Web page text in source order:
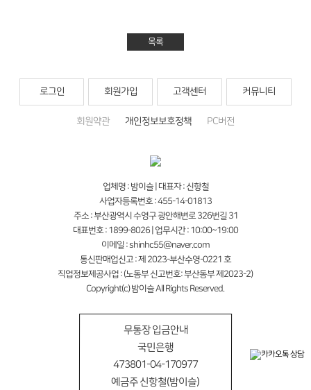
목록
로그인 회원가입 고객센터 커뮤니티
회원약관 개인정보보호정책 PC버전
업체명 : 밤이슬 | 대표자 : 신항철
사업자등록번호 : 455-14-01813
주소 : 부산광역시 수영구 광안해변로 326번길 31
대표번호 : 1899-8026 | 업무시간 : 10:00~19:00
이메일 : shinhc55@naver.com
통신판매업신고 : 제 2023-부산수영-0221 호
직업정보제공사업 : (노동부 신고번호: 부산동부 제2023-2)
Copyright(c) 밤이슬 All Rights Reserved.
무통장 입금안내
국민은행
473801-04-170977
예금주 신항철(밤이슬)